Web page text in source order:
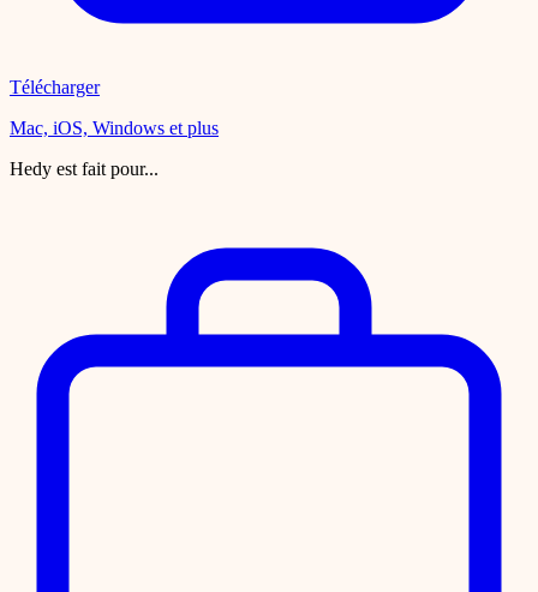
Télécharger
Mac, iOS, Windows et plus
Hedy est fait pour...